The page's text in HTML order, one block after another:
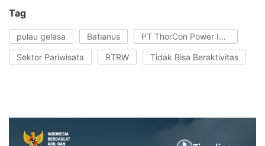
Tag
pulau gelasa Batianus PT ThorCon Power Indonesia
Sektor Pariwisata RTRW Tidak Bisa Beraktivitas